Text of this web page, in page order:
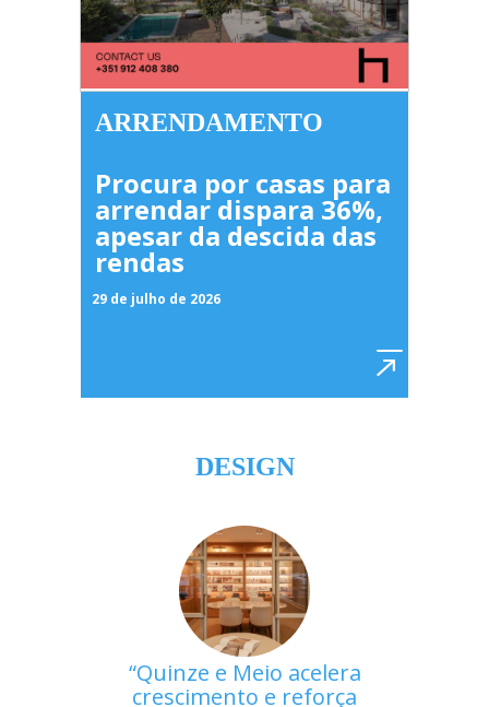
ARRENDAMENTO
Procura por casas para
arrendar dispara 36%,
apesar da descida das
rendas
29 de julho de 2026
DESIGN
Quinze e Meio acelera
crescimento e reforça